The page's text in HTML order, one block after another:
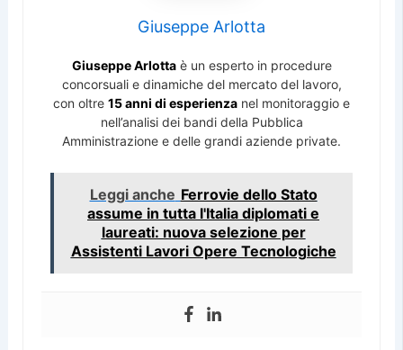
Giuseppe Arlotta
Giuseppe Arlottaè un esperto in procedure
concorsuali e dinamiche del mercato del lavoro,
con oltre 15 anni di esperienza nel monitoraggio e
nell’analisi dei bandi della Pubblica
Amministrazione e delle grandi aziende private.
Leggi anche Ferrovie dello Stato
assume in tutta l'Italia diplomati e
laureati: nuova selezione per
Assistenti Lavori Opere Tecnologiche